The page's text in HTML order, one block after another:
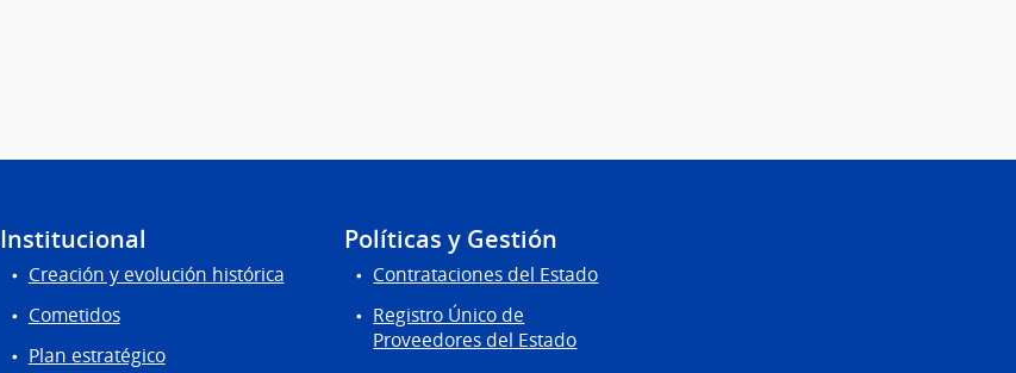
Institucional
Creación y evolución histórica
Cometidos
Plan estratégico
Políticas y Gestión
Contrataciones del Estado
Registro Único de
Proveedores del Estado